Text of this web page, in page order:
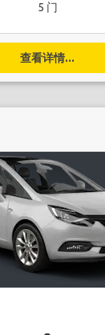
5 门
查看详情...